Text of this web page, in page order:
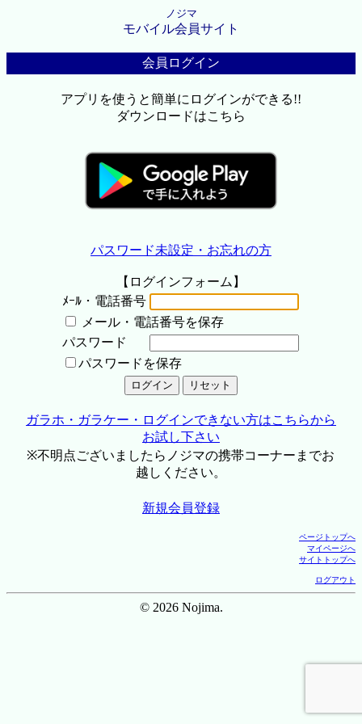
ノジマ
モバイル会員サイト
会員ログイン
アプリを使うと簡単にログインができる!!
ダウンロードはこちら
パスワード未設定・お忘れの方
【ログインフォーム】
ﾒｰﾙ・電話番号
メール・電話番号を保存
パスワード
パスワードを保存
ガラホ・ガラケー・ログインできない方はこちらから
お試し下さい
※不明点ございましたらノジマの携帯コーナーまでお
越しください。
新規会員登録
ページトップへ
マイページへ
サイトトップへ
ログアウト
© 2026 Nojima.